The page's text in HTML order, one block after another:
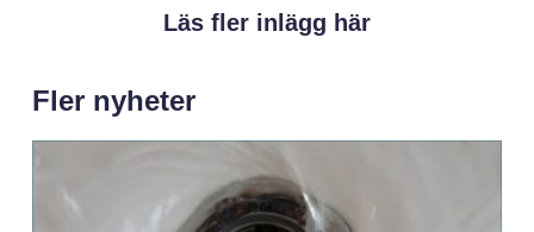
Läs fler inlägg här
Fler nyheter